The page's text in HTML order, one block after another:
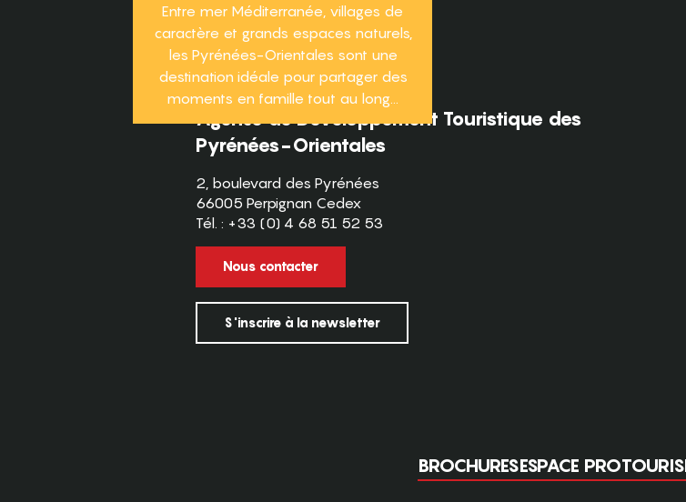
Entre mer Méditerranée, villages de
caractère et grands espaces naturels,
les Pyrénées-Orientales sont une
destination idéale pour partager des
moments en famille tout au long...
Agence de Développement Touristique des
Pyrénées-Orientales
2, boulevard des Pyrénées
66005 Perpignan Cedex
Tél. : +33 (0) 4 68 51 52 53
Nous contacter
S'inscrire à la newsletter
BROCHURESESPACE PRO